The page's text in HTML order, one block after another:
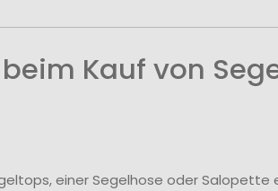
Kauf von
einer Segelhose oder